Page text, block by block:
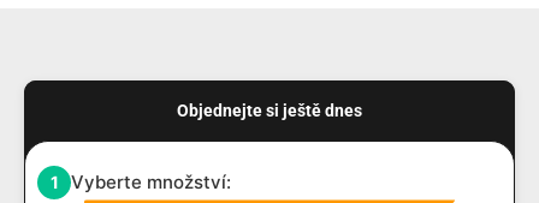
Objednejte si ještě dnes
1 Vyberte množství: